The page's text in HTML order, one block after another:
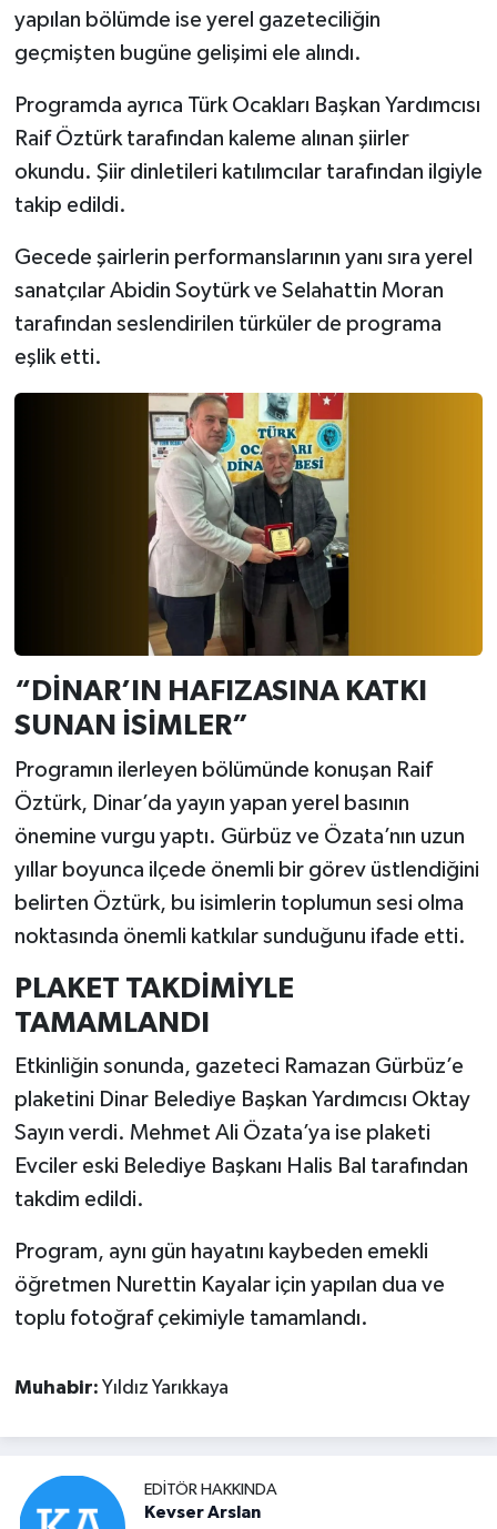
yapılan bölümde ise yerel gazeteciliğin
geçmişten bugüne gelişimi ele alındı.
Programda ayrıca Türk Ocakları Başkan Yardımcısı
Raif Öztürk tarafından kaleme alınan şiirler
okundu. Şiir dinletileri katılımcılar tarafından ilgiyle
takip edildi.
Gecede şairlerin performanslarının yanı sıra yerel
sanatçılar Abidin Soytürk ve Selahattin Moran
tarafından seslendirilen türküler de programa
eşlik etti.
“DİNAR’IN HAFIZASINA KATKI
SUNAN İSİMLER”
Programın ilerleyen bölümünde konuşan Raif
Öztürk, Dinar’da yayın yapan yerel basının
önemine vurgu yaptı. Gürbüz ve Özata’nın uzun
yıllar boyunca ilçede önemli bir görev üstlendiğini
belirten Öztürk, bu isimlerin toplumun sesi olma
noktasında önemli katkılar sunduğunu ifade etti.
PLAKET TAKDİMİYLE
TAMAMLANDI
Etkinliğin sonunda, gazeteci Ramazan Gürbüz’e
plaketini Dinar Belediye Başkan Yardımcısı Oktay
Sayın verdi. Mehmet Ali Özata’ya ise plaketi
Evciler eski Belediye Başkanı Halis Bal tarafından
takdim edildi.
Program, aynı gün hayatını kaybeden emekli
öğretmen Nurettin Kayalar için yapılan dua ve
toplu fotoğraf çekimiyle tamamlandı.
Muhabir: Yıldız Yarıkkaya
EDITÖR HAKKINDA
Kevser Arslan